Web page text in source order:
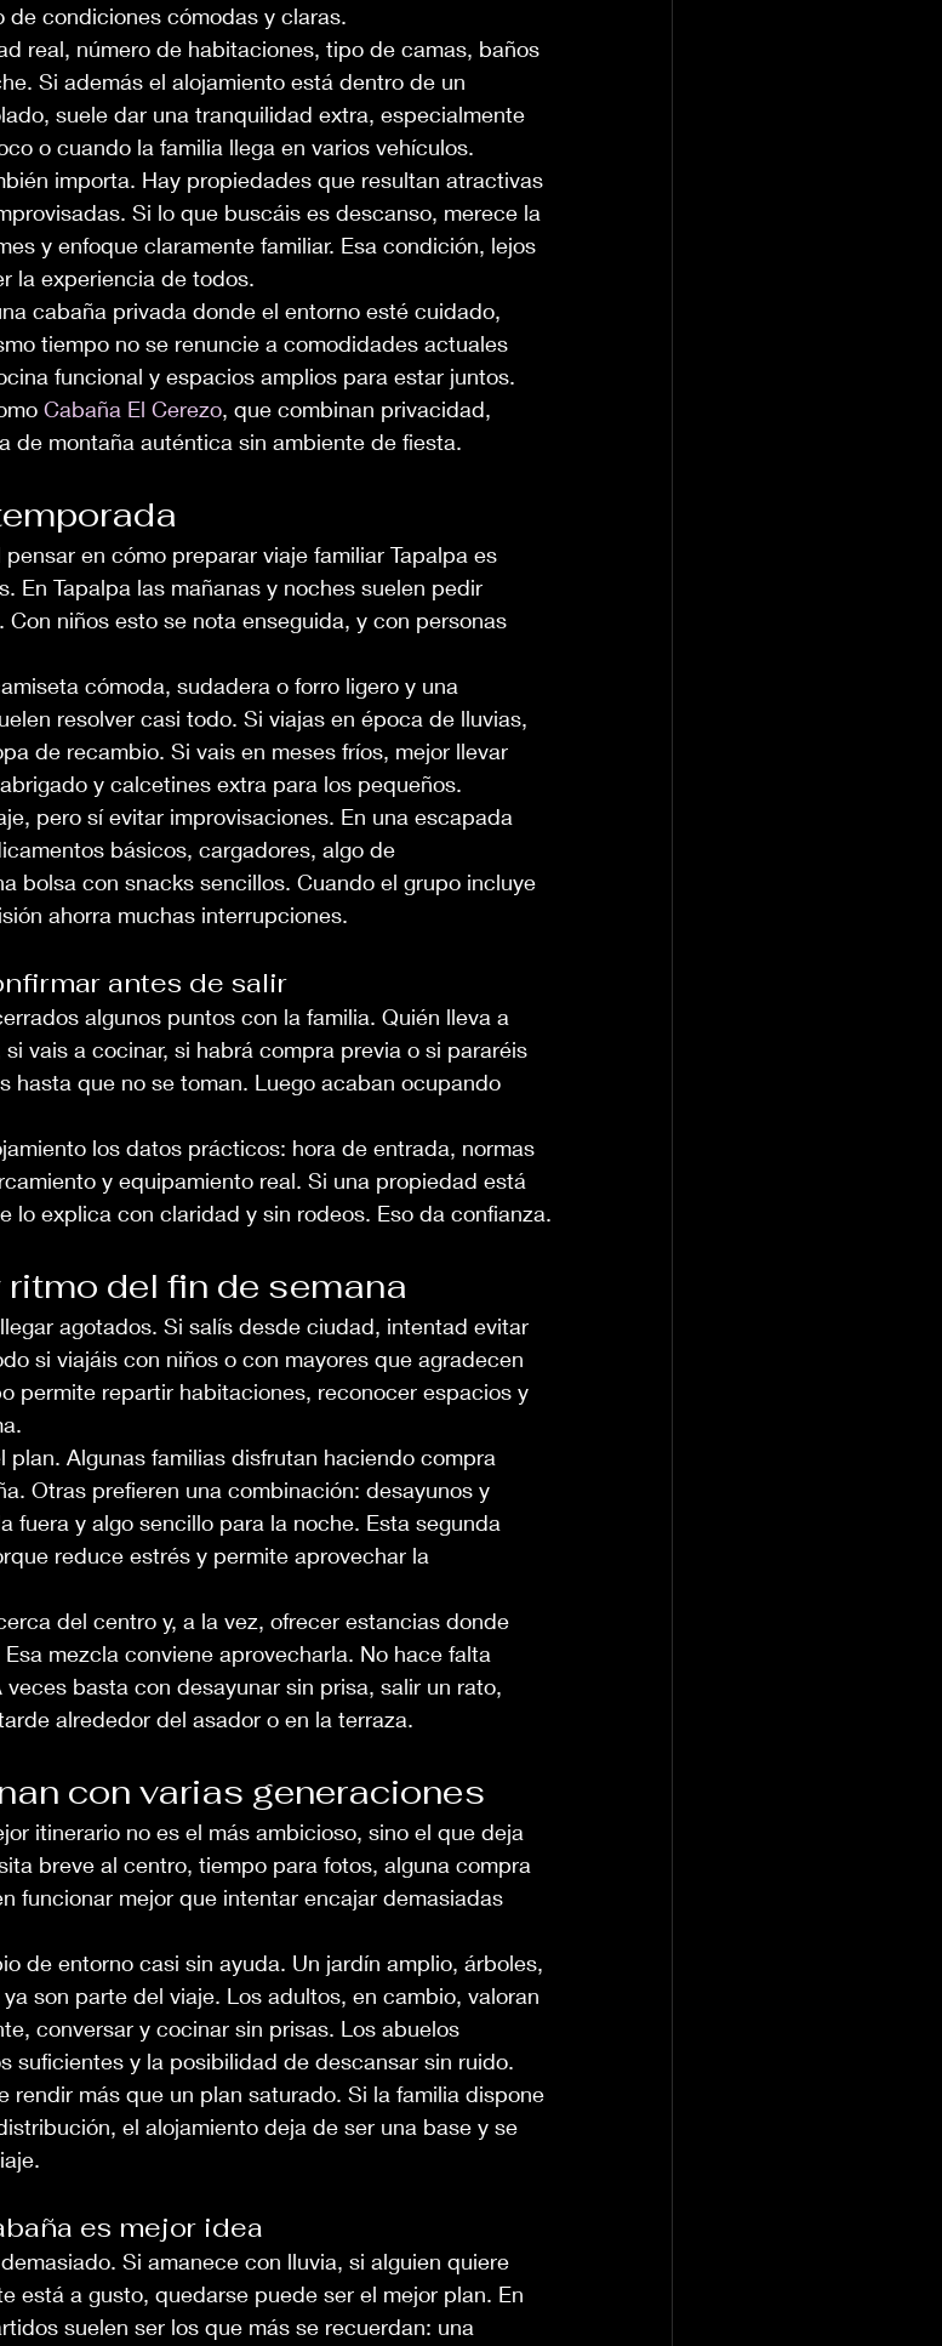
condiciones cómodas y claras.
real, número de habitaciones, tipo de camas, baños
Si además el alojamiento está dentro de un
suele dar una tranquilidad extra, especialmente
o cuando la familia llega en varios vehículos.
importa. Hay propiedades que resultan atractivas
Si lo que buscáis es descanso, merece la
y enfoque claramente familiar. Esa condición, lejos
la experiencia de todos.
cabaña privada donde el entorno esté cuidado,
tiempo no se renuncie a comodidades actuales
funcional y espacios amplios para estar juntos.
Cabaña El Cerezo, que combinan privacidad,
de montaña auténtica sin ambiente de fiesta.
en cómo preparar viaje familiar Tapalpa es
En Tapalpa las mañanas y noches suelen pedir
niños esto se nota enseguida, y con personas
cómoda, sudadera o forro ligero y una
resolver casi todo. Si viajas en época de lluvias,
de recambio. Si vais en meses fríos, mejor llevar
y calcetines extra para los pequeños.
pero sí evitar improvisaciones. En una escapada
básicos, cargadores, algo de
bolsa con snacks sencillos. Cuando el grupo incluye
ahorra muchas interrupciones.
antes de salir
algunos puntos con la familia. Quién lleva a
vais a cocinar, si habrá compra previa o si pararéis
hasta que no se toman. Luego acaban ocupando
los datos prácticos: hora de entrada, normas
y equipamiento real. Si una propiedad está
lo explica con claridad y sin rodeos. Eso da confianza.
del fin de semana
agotados. Si salís desde ciudad, intentad evitar
si viajáis con niños o con mayores que agradecen
permite repartir habitaciones, reconocer espacios y
Algunas familias disfrutan haciendo compra
Otras prefieren una combinación: desayunos y
fuera y algo sencillo para la noche. Esta segunda
reduce estrés y permite aprovechar la
del centro y, a la vez, ofrecer estancias donde
mezcla conviene aprovecharla. No hace falta
basta con desayunar sin prisa, salir un rato,
alrededor del asador o en la terraza.
con varias generaciones
itinerario no es el más ambicioso, sino el que deja
breve al centro, tiempo para fotos, alguna compra
funcionar mejor que intentar encajar demasiadas
de entorno casi sin ayuda. Un jardín amplio, árboles,
son parte del viaje. Los adultos, en cambio, valoran
conversar y cocinar sin prisas. Los abuelos
suficientes y la posibilidad de descansar sin ruido.
rendir más que un plan saturado. Si la familia dispone
el alojamiento deja de ser una base y se
es mejor idea
Si amanece con lluvia, si alguien quiere
está a gusto, quedarse puede ser el mejor plan. En
suelen ser los que más se recuerdan: una